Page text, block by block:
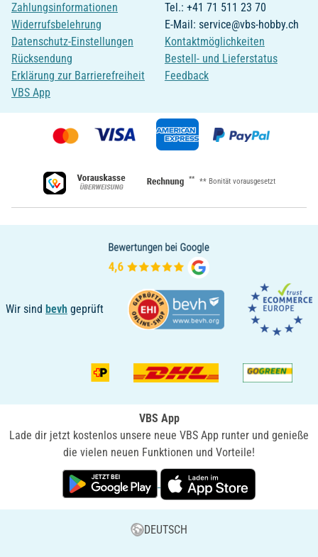
Zahlungsinformationen
Widerrufsbelehrung
Datenschutz-Einstellungen
Rücksendung
Erklärung zur Barrierefreiheit
VBS App
Tel.: +41 71 511 23 70
E-Mail: service@vbs-hobby.ch
Kontaktmöglichkeiten
Bestell- und Lieferstatus
Feedback
** ** Bonität vorausgesetzt
Wir sind bevh geprüft
VBS App
Lade dir jetzt kostenlos unsere neue VBS App runter und genieße
die vielen neuen Funktionen und Vorteile!
DEUTSCH